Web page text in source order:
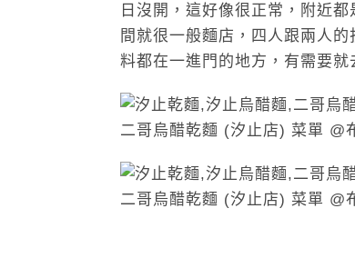
日沒開，這好像很正常，附近
間就很一般麵店，四人跟兩人
料都在一進門的地方，有需要就